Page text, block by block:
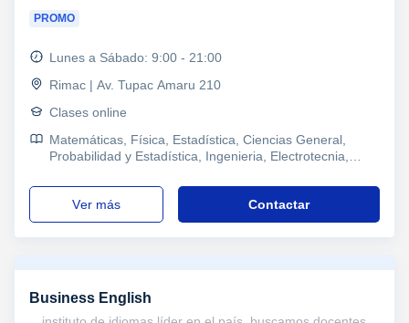
PROMO
Lunes a Sábado: 9:00 - 21:00
Rimac | Av. Tupac Amaru 210
Clases online
Matemáticas, Física, Estadística, Ciencias General,
Probabilidad y Estadística, Ingenieria, Electrotecnia,
Todos los cursos, Primaria, Universidad, Ciclos
Formativos
ver más Contactar
Business English